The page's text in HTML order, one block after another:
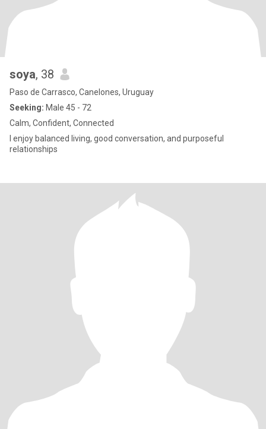
soya, 38
Paso de Carrasco, Canelones, Uruguay
Seeking: Male 45 - 72
Calm, Confident, Connected
I enjoy balanced living, good conversation, and purposeful
relationships